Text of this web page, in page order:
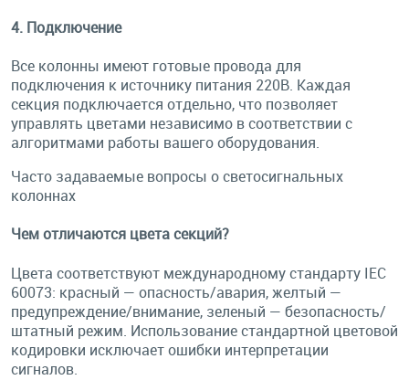
4. Подключение
Все колонны имеют готовые провода для
подключения к источнику питания 220В. Каждая
секция подключается отдельно, что позволяет
управлять цветами независимо в соответствии с
алгоритмами работы вашего оборудования.
Часто задаваемые вопросы о светосигнальных
колоннах
Чем отличаются цвета секций?
Цвета соответствуют международному стандарту IEC
60073: красный — опасность/авария, желтый —
предупреждение/внимание, зеленый — безопасность/
штатный режим. Использование стандартной цветовой
кодировки исключает ошибки интерпретации
сигналов.